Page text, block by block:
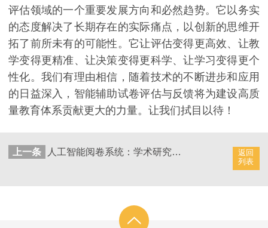
评估领域的一个重要发展方向和必然趋势。它以务实
的态度解决了长期存在的实际痛点，以创新的思维开
拓了前所未有的可能性。它让评估变得更高效、让教
学变得更精准、让决策变得更科学、让学习变得更个
性化。我们有理由相信，随着技术的不断进步和应用
的日益深入，智能辅助试卷评估与反馈将为建设高质
量教育体系贡献更大的力量。让我们拭目以待！
返回
列表
上一条 人工智能阅卷系统：学术研究成果数字时代的新展示